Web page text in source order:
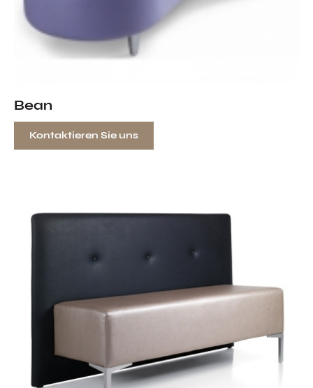
Bean
Kontaktieren Sie uns